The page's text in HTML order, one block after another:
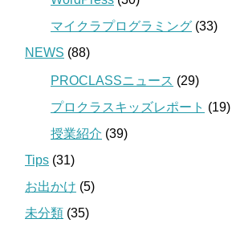
マイクラプログラミング (33)
NEWS (88)
PROCLASSニュース (29)
プロクラスキッズレポート (19)
授業紹介 (39)
Tips (31)
お出かけ (5)
未分類 (35)